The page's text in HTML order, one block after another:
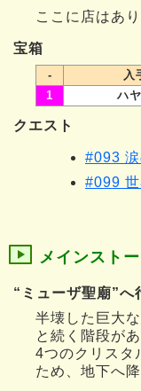
ここに店はあり
宝箱
-
入
1
ハ
クエスト
#093
#099
メインスト
“ミューザ聖廟”へ
半壊した巨大
と続く階段があ
4つのクリスタ
ため、地下へ